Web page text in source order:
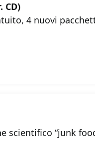
CD)
4 nuovi
scientifico “junk